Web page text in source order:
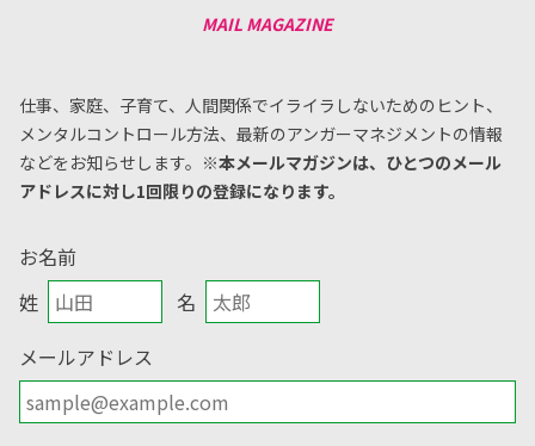
仕事、家庭、子育て、人間関係でイライラしないためのヒント、
メンタルコントロール方法、 最新のアンガーマネジメントの情報
などをお知らせします。 ※本メールマガジンは、ひとつのメール
アドレスに対し1回限りの登録になります。
お名前
姓
名
メールアドレス